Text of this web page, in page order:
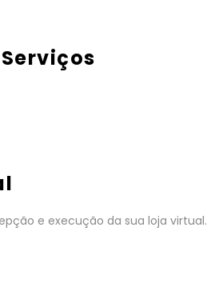
e execução da sua loja